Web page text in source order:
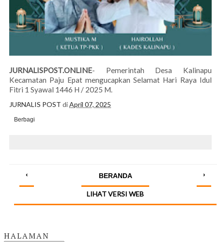
JURNALISPOST.ONLINE- Pemerintah Desa Kalinapu
Kecamatan Paju Epat mengucapkan Selamat Hari Raya Idul
Fitri 1 Syawal 1446 H / 2025 M.
JURNALIS POST diApril 07, 2025
Berbagi
‹ ›
BERANDA
LIHAT VERSI WEB
HALAMAN